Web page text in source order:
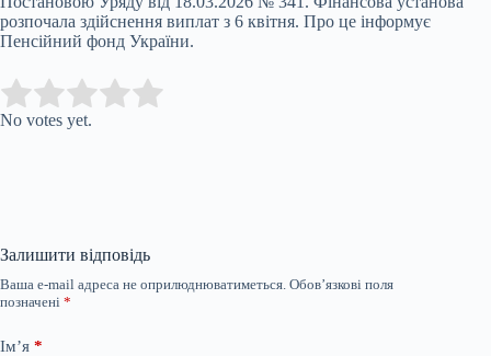
розпочала здійснення виплат з 6 квітня. Про це інформує
Пенсійний фонд України.
Rate this item:
No votes yet.
Залишити відповідь
Ваша e-mail адреса не оприлюднюватиметься. Обов’язкові поля
позначені *
Ім’я *